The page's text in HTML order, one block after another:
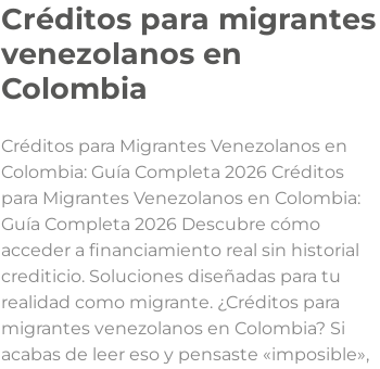
Créditos para migrantes
venezolanos en
Colombia
Créditos para Migrantes Venezolanos en
Colombia: Guía Completa 2026 Créditos
para Migrantes Venezolanos en Colombia:
Guía Completa 2026 Descubre cómo
acceder a financiamiento real sin historial
crediticio. Soluciones diseñadas para tu
realidad como migrante. ¿Créditos para
migrantes venezolanos en Colombia? Si
acabas de leer eso y pensaste «imposible»,